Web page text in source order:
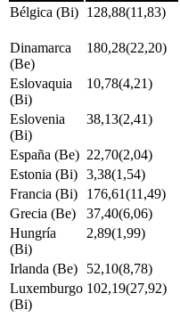
Bélgica (Bi) 128,88(11,83)
Dinamarca
(Be)
180,28(22,20)
Eslovaquia
(Bi)
10,78(4,21)
Eslovenia
(Bi)
38,13(2,41)
España (Be) 22,70(2,04)
Estonia (Bi) 3,38(1,54)
Francia (Bi)
176,61(11,49)
Grecia (Be)
37,40(6,06)
Hungría
(Bi)
2,89(1,99)
Irlanda (Be) 52,10(8,78)
Luxemburgo
(Bi)
102,19(27,92)